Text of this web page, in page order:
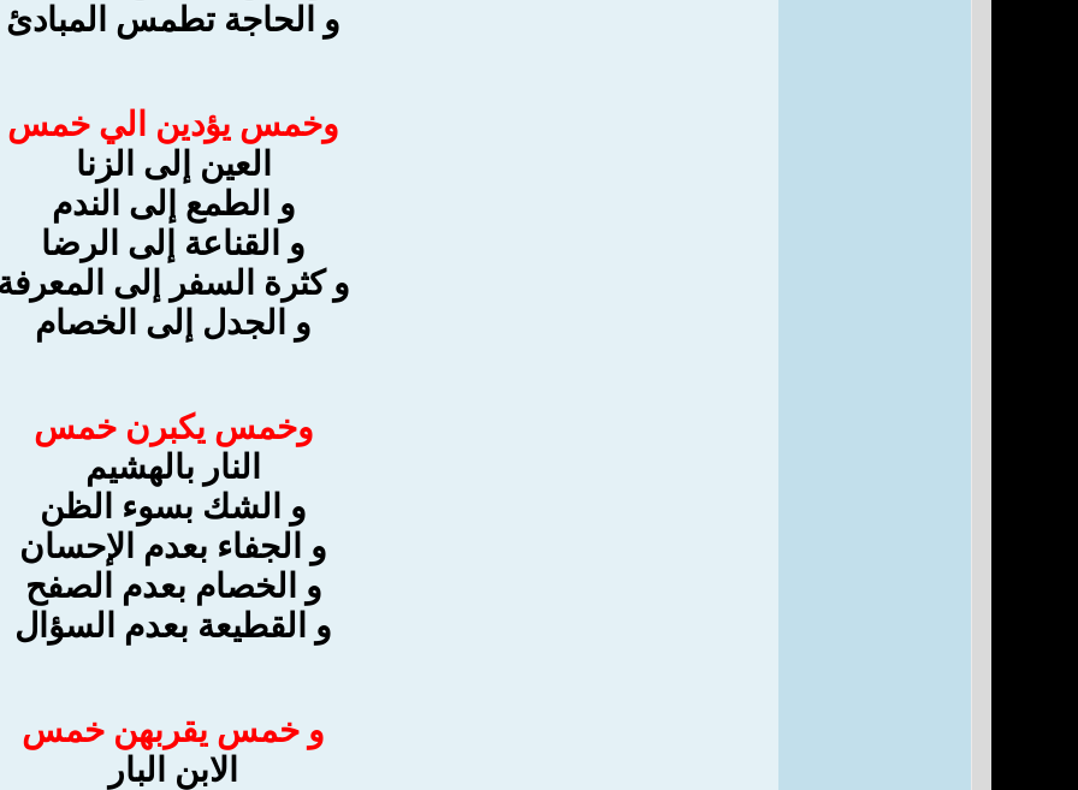
و الحاجة تطمس المبادئ
وخمس يؤدين الي خمس
العين إلى الزنا
و الطمع إلى الندم
و القناعة إلى الرضا
و كثرة السفر إلى
و الجدل إلى الخصام
وخمس يكبرن خمس
النار بالهشيم
و الشك بسوء الظن
و الجفاء بعدم الإحسان
و الخصام بعدم الصفح
و القطيعة بعدم السؤال
و خمس يقربهن خمس
الابن البار